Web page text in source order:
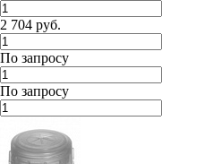
2 704 руб.
По запросу
По запросу